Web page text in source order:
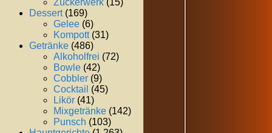
Zuckerwerk (15)
Dessert(169)
Gelee (6)
Kompott(31)
Getränke (486)
Alkoholfrei (72)
Bowle (42)
Cobbler (9)
Cocktail (45)
Likör (41)
Mixgetränke (142)
Punsch (103)